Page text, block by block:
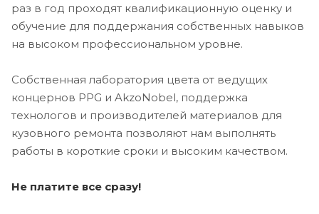
раз в год проходят квалификационную оценку и
обучение для поддержания собственных навыков
на высоком профессиональном уровне.
Собственная лаборатория цвета от ведущих
концернов PPG и AkzoNobel, поддержка
технологов и производителей материалов для
кузовного ремонта позволяют нам выполнять
работы в короткие сроки и высоким качеством.
Не платите все сразу!